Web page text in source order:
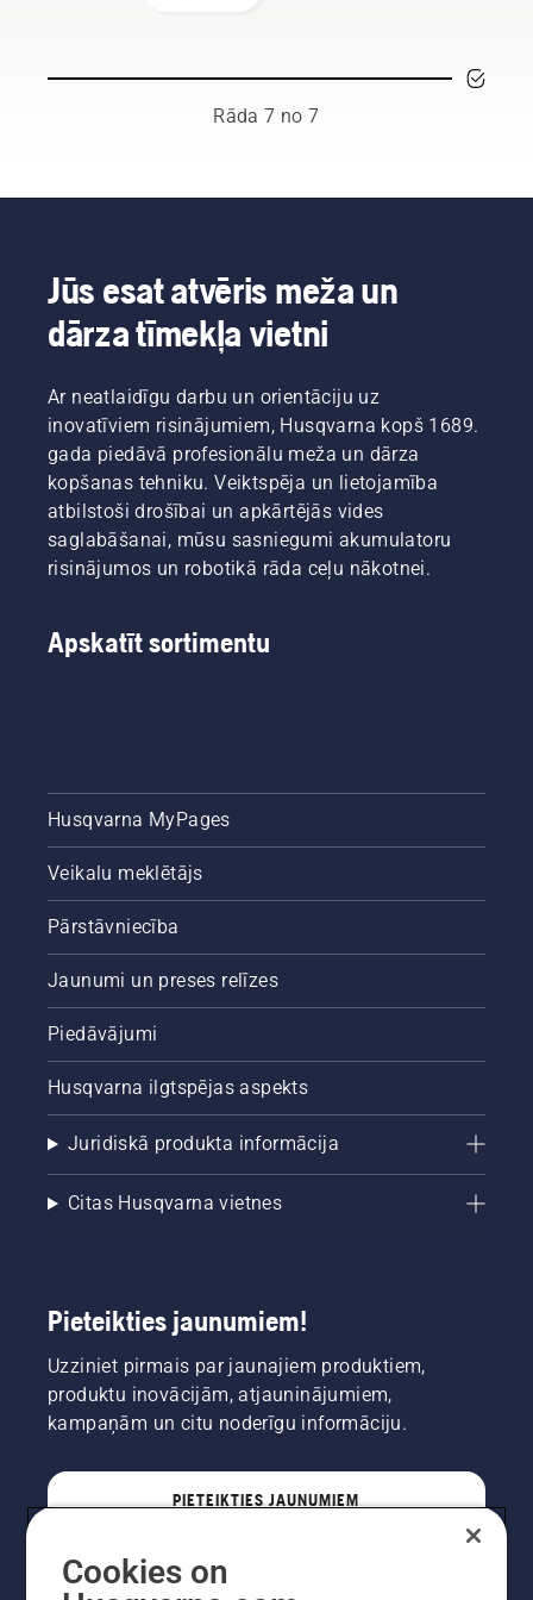
izstrādājumu
Husqvarna
elektrisko
un ar
akumulatoru
rokā
turamo
produktu
nodaļas
vadītājs.
daudz
laika un
akumulatora
tehniku,
šīs rūpes
atkrīt.
akumulatora
Rāda 7 no 7
Jūs esat atvēris meža un
dārza tīmekļa vietni
Ar neatlaidīgu darbu un orientāciju uz
inovatīviem risinājumiem, Husqvarna kopš 1689.
gada piedāvā profesionālu meža un dārza
kopšanas tehniku. Veiktspēja un lietojamība
atbilstoši drošībai un apkārtējās vides
saglabāšanai, mūsu sasniegumi akumulatoru
risinājumos un robotikā rāda ceļu nākotnei.
Apskatīt sortimentu
Husqvarna MyPages
Veikalu meklētājs
Pārstāvniecība
Jaunumi un preses relīzes
Piedāvājumi
Husqvarna ilgtspējas aspekts
Juridiskā produkta informācija
Citas Husqvarna vietnes
Pieteikties jaunumiem!
Uzziniet pirmais par jaunajiem produktiem,
produktu inovācijām, atjauninājumiem,
kampaņām un citu noderīgu informāciju.
PIETEIKTIES JAUNUMIEM
Cookies on